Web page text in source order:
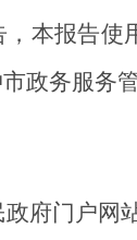
本报告使
政务服务
政府门户网